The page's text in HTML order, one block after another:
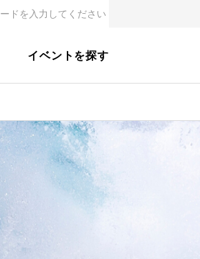
イベントを探す